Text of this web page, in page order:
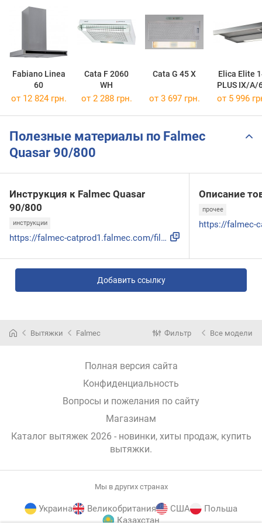
Fabiano Linea
60
Cata F 2060
WH
Cata G 45 X
Elica Elite
PLUS IX/A/
от 12 824 грн. от 2 288 грн. от 3 697 грн. от 5 996
Полезные материалы по Falmec
Quasar 90/800
Инструкция к Falmec Quasar
90/800
инструкции
https://falmec-catprod1.falmec.com/files/9693.pdf
Описание
прочее
Добавить ссылку
Вытяжки Falmec Фильтр Все модели
Полная версия сайта
Конфиденциальность
Вопросы и пожелания по сайту
Магазинам
Каталог вытяжек 2026 - новинки, хиты продаж, купить
вытяжки.
Мы в других странах
Украина Великобритания США
Польша
Казахстан